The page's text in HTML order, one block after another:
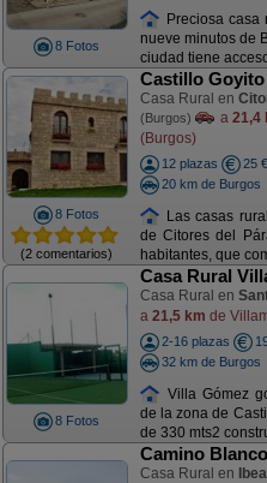
8 Fotos
Preciosa casa
nueve minutos de
ciudad tiene
8 Fotos
(2 comentarios)
Castillo
Casa Rural en
(Burgos) a 21,4
(Burgos)
12 plazas
25 €
20 km de Burgos
Las casas
de Citores del
habitantes, que
8 Fotos
Casa Rural
Casa Rural en
a 21,5 km de
2-16 plazas
32 km de Burgos
Villa Gómez
de la zona de
de 330 mts2
Camino Blanco
Casa Rural en